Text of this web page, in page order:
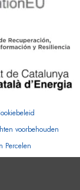
voorbehouden
Percelen